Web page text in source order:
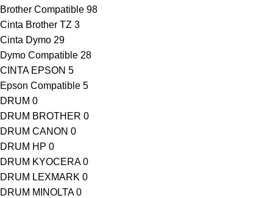
Brother Compatible 98
Cinta Brother TZ 3
Cinta Dymo 29
Dymo Compatible 28
CINTA EPSON 5
Epson Compatible 5
DRUM 0
DRUM BROTHER 0
DRUM CANON 0
DRUM HP 0
DRUM KYOCERA 0
DRUM LEXMARK 0
DRUM MINOLTA 0